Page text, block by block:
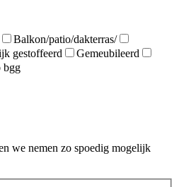
Balkon/patio/dakterras/
gestoffeerd
Gemeubileerd
bgg
we nemen zo spoedig mogelijk